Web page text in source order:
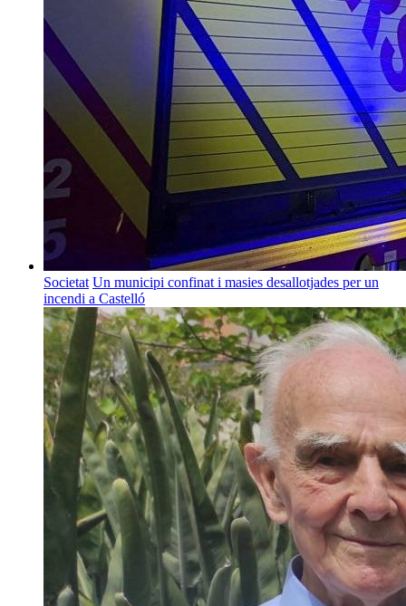
Societat Un municipi confinat i masies desallotjades per un
incendi a Castelló